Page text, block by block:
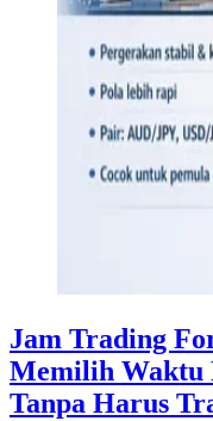
Jam Trading
Memilih Waktu
Tanpa Harus